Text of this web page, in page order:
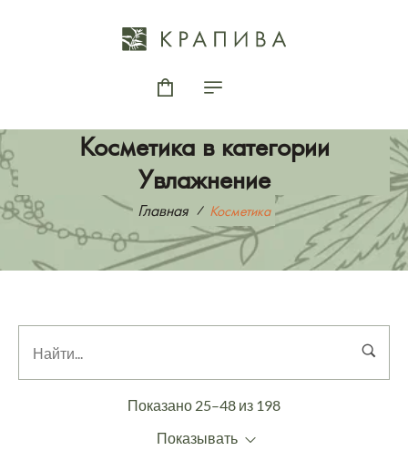
Косметика в категории
Увлажнение
Главная Косметика
Показано 25–48 из 198
Показывать